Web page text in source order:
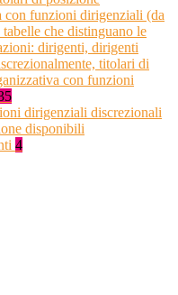
con funzioni dirigenziali (da
che distinguano le
dirigenti, dirigenti
titolari di
con funzioni
dirigenziali discrezionali
disponibili
4